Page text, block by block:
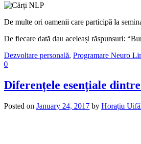
De multe ori oamenii care participă la
De fiecare dată dau aceleași răspunsuri:
Dezvoltare personală, Programare Neuro
0
Diferențele esențiale
Posted on January 24, 2017 by Horațiu